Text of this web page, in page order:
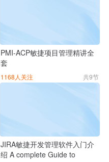
PMI-ACP敏捷项目管理精讲全
套
1168人关注 共9节
JIRA敏捷开发管理软件入门介
绍 A complete Guide to